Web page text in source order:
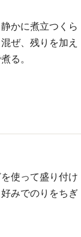
かに煮立つくら
ぜ、残りを加え
る。
使って盛り付け
みでのりをちぎ